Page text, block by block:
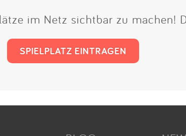
im Netz sichtbar zu machen!
SPIELPLATZ EINTRAGEN